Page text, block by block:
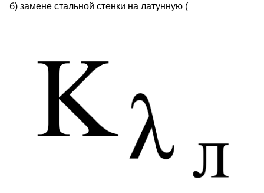
б) замене стальной стенки на латунную (